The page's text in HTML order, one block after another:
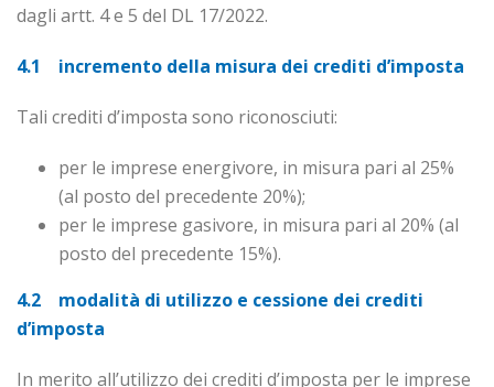
dagli artt. 4 e 5 del DL 17/2022.
4.1 incremento della misura dei crediti d’imposta
Tali crediti d’imposta sono riconosciuti:
per le imprese energivore, in misura pari al 25%
(al posto del precedente 20%);
per le imprese gasivore, in misura pari al 20% (al
posto del precedente 15%).
4.2 modalità di utilizzo e cessione dei crediti
d’imposta
In merito all’utilizzo dei crediti d’imposta per le imprese